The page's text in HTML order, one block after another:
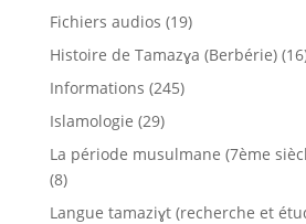
Fichiers audios (19)
Histoire de Tamazɣa (Berbérie)
Informations (245)
Islamologie (29)
La période musulmane (7ème
(8)
Langue tamaziɣt (recherche et